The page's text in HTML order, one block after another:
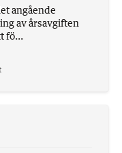
angående
av årsavgiften
fö...